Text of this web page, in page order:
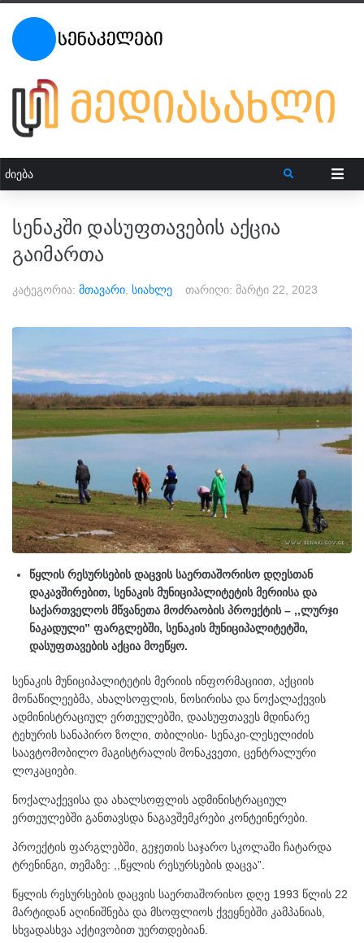
სენაკში დასუფთავების აქცია
გაიმართა
კატეგორია: მთავარი სიახლე თარიღი: მარტი 22, 2023
წყლის რესურსების დაცვის საერთაშორისო დღესთან
დაკავშირებით, სენაკის მუნიციპალიტეტის მერიისა და
საქართველოს მწვანეთა მოძრაობის პროექტის – ,,ლურჯი
ნაკადული” ფარგლებში, სენაკის მუნიციპალიტეტში,
დასუფთავების აქცია მოეწყო.
სენაკის მუნიციპალიტეტის მერიის ინფორმაციით, აქციის
მონაწილეებმა, ახალსოფლის, ნოსირისა და ნოქალაქევის
ადმინისტრაციულ ერთეულებში, დაასუფთავეს მდინარე
ტეხურის სანაპირო ზოლი, თბილისი- სენაკი-ლესელიძის
საავტომობილო მაგისტრალის მონაკვეთი, ცენტრალური
ლოკაციები.
ნოქალაქევისა და ახალსოფლის ადმინისტრაციულ
ერთეულებში განთავსდა ნაგავშემკრები კონტეინერები.
პროექტის ფარგლებში, გეჯეთის საჯარო სკოლაში ჩატარდა
ტრენინგი, თემაზე: ,,წყლის რესურსების დაცვა”.
წყლის რესურსების დაცვის საერთაშორისო დღე 1993 წლის 22
მარტიდან აღინიშნება და მსოფლიოს ქვეყნებში კამპანიას,
სხვადასხვა აქტივობით უერთდებიან.